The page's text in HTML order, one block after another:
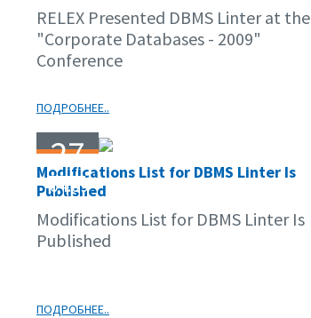
RELEX Presented DBMS Linter at the
"Corporate Databases - 2009"
Conference
ПОДРОБНЕЕ..
27
04.09
Modifications List for DBMS Linter Is
Published
Modifications List for DBMS Linter Is
Published
ПОДРОБНЕЕ..